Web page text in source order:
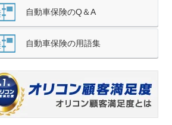
自動車保険のQ＆A
自動車保険の用語集